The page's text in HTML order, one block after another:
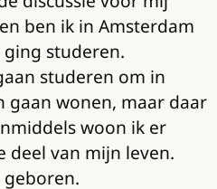
ben ik in Amsterdam
studeren.
studeren om in
gaan wonen, maar daar
woon ik er
deel van mijn leven.